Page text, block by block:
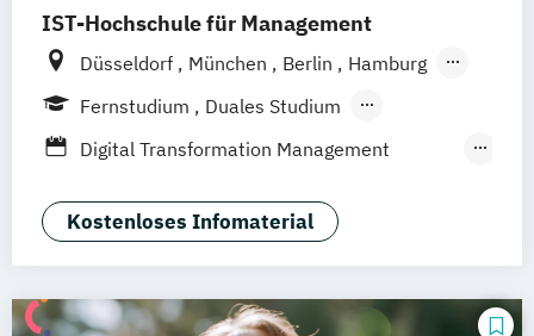
IST-Hochschule für Management
Düsseldorf München Berlin
Hamburg
Weil am Rhein
Frankfurt am Main
Fernstudium
Duales Studium
Fernlehrgang
Digital Transformation Management
Hotelmanagement)
Hospitality Controlling & Hotel Asset
Hotel- und Tourismusmarketing
Kostenloses Infomaterial